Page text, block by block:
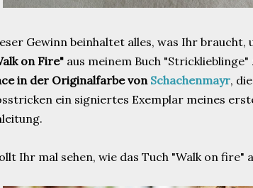
Gewinn beinhaltet alles, was Ihr
on Fire" aus meinem Buch
in der Originalfarbe von Schachenmayr,
ein signiertes Exemplar meines
Ihr mal sehen, wie das Tuch "Walk on fire"